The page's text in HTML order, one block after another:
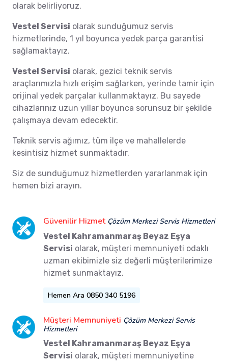
olarak belirliyoruz.
Vestel Servisi olarak sunduğumuz servis
hizmetlerinde, 1 yıl boyunca yedek parça garantisi
sağlamaktayız.
Vestel Servisi olarak, gezici teknik servis
araçlarımızla hızlı erişim sağlarken, yerinde tamir için
orijinal yedek parçalar kullanmaktayız. Bu sayede
cihazlarınız uzun yıllar boyunca sorunsuz bir şekilde
çalışmaya devam edecektir.
Teknik servis ağımız, tüm ilçe ve mahallelerde
kesintisiz hizmet sunmaktadır.
Siz de sunduğumuz hizmetlerden yararlanmak için
hemen bizi arayın.
Güvenilir Hizmet Çözüm Merkezi Servis Hizmetleri
Vestel Kahramanmaraş Beyaz Eşya
Servisi olarak, müşteri memnuniyeti odaklı
uzman ekibimizle siz değerli müşterilerimize
hizmet sunmaktayız.
Hemen Ara 0850 340 5196
Müşteri Memnuniyeti Çözüm Merkezi Servis
Hizmetleri
Vestel Kahramanmaraş Beyaz Eşya
Servisi olarak, müşteri memnuniyetine